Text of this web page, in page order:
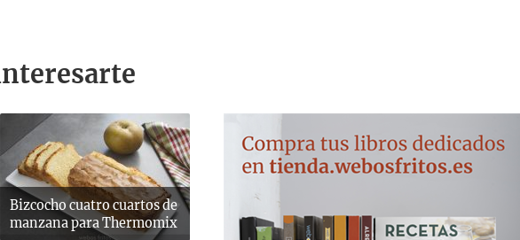
Bizcocho cuatro cuartos de
manzana para Thermomix